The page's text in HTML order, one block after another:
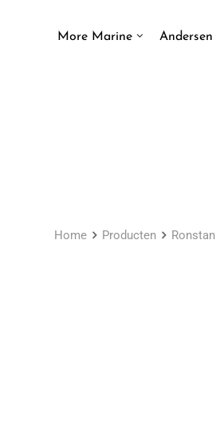
More Marine Andersen
Home Producten Ronstan